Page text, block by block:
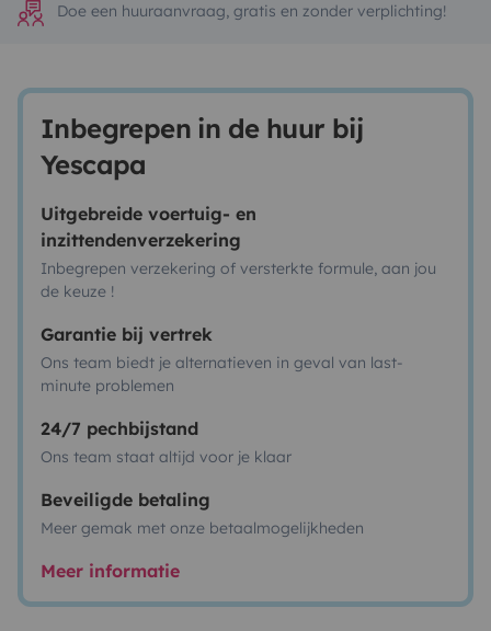
Doe een huuraanvraag, gratis en zonder verplichting!
Inbegrepen in de huur bij
Yescapa
Uitgebreide voertuig- en
inzittendenverzekering
Inbegrepen verzekering of versterkte formule, aan jou
de keuze !
Garantie bij vertrek
Ons team biedt je alternatieven in geval van last-
minute problemen
24/7 pechbijstand
Ons team staat altijd voor je klaar
Beveiligde betaling
Meer gemak met onze betaalmogelijkheden
Meer informatie